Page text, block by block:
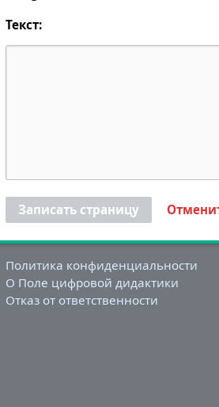
Текст:
Записать страницу
Политика конфиденциальности
О Поле цифровой дидактики
Отказ от ответственности